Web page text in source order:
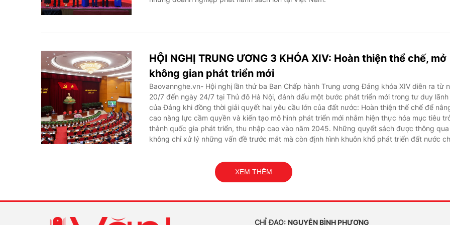
HỘI NGHỊ TRUNG ƯƠNG 3 KHÓA XIV: Hoàn thiện thể chế, mở
không gian phát triển mới
Baovannghe.vn- Hội nghị lần thứ ba Ban Chấp hành Trung ương Đảng khóa XIV diễn ra từ
20/7 đến ngày 24/7 tại Thủ đô Hà Nội, đánh dấu một bước phát triển mới trong tư duy
của Đảng khi đồng thời giải quyết hai yêu cầu lớn của đất nước: Hoàn thiện thể chế để
cao năng lực cầm quyền và kiến tạo mô hình phát triển mới nhằm hiện thực hóa mục tiêu
thành quốc gia phát triển, thu nhập cao vào năm 2045. Những quyết sách được thông qua
không chỉ xử lý những vấn đề trước mắt mà còn định hình khuôn khổ phát triển đất nước
XEM THÊM
CHỈ ĐẠO: NGUYỄN BÌNH PHƯƠNG